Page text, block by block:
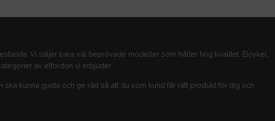
Vi säljer bara väl beprövade modeller som håller hög kvalitet. Elcykel,
av elfordon vi erbjuder.
kunna guida och ge råd så att du som kund får rätt produkt för dig och